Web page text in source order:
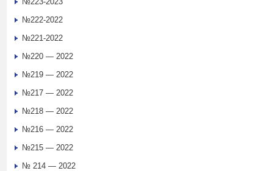
№222-2022
№221-2022
№220 — 2022
№219 — 2022
№217 — 2022
№218 — 2022
№216 — 2022
№215 — 2022
№ 214 — 2022